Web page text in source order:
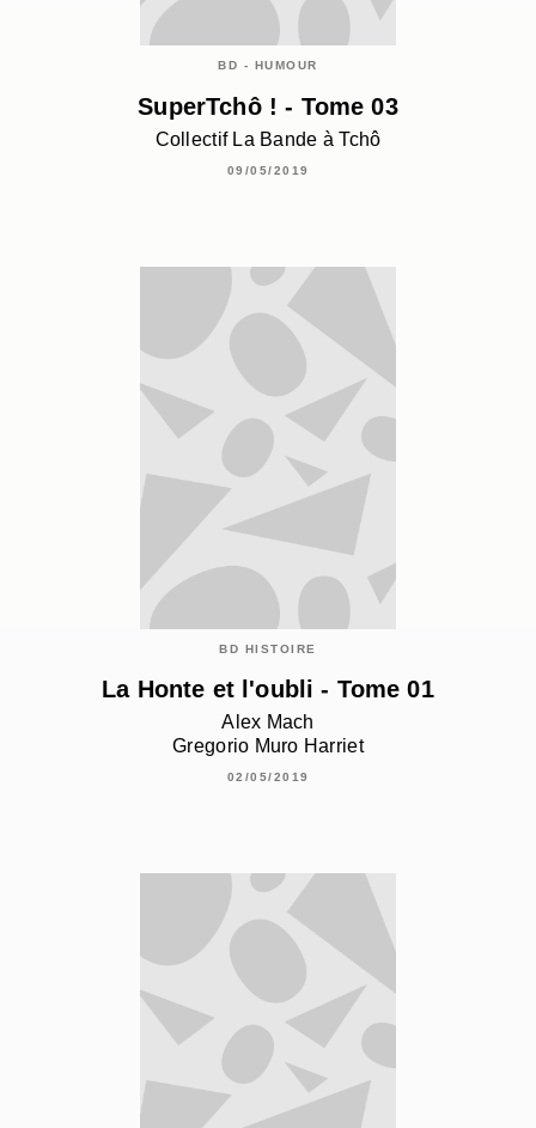
BD - HUMOUR
SuperTchô ! - Tome 03
Collectif La Bande à Tchô
09/05/2019
BD HISTOIRE
La Honte et l'oubli - Tome 01
Alex Mach
Gregorio Muro Harriet
02/05/2019